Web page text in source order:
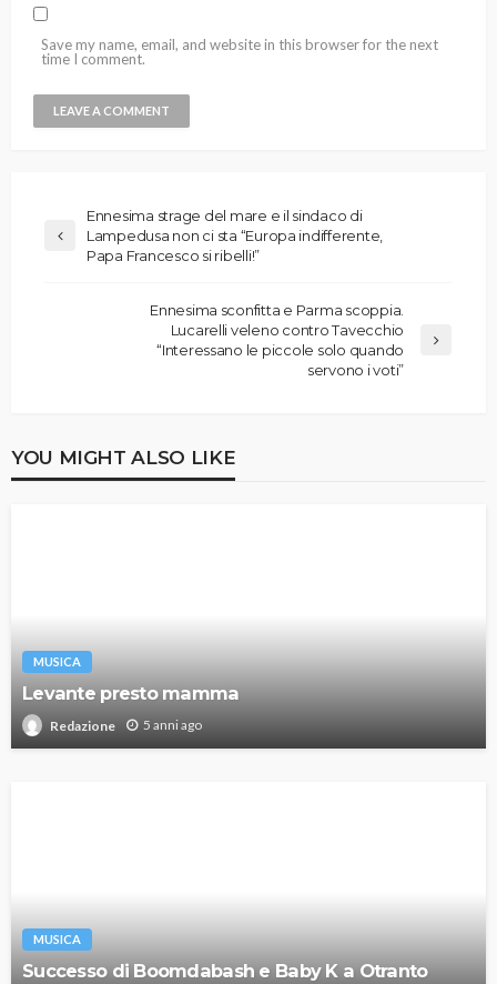
Save my name, email, and website in this browser for the next
time I comment.
Ennesima strage del mare e il sindaco di
Lampedusa non ci sta “Europa indifferente,
Papa Francesco si ribelli!”
Ennesima sconfitta e Parma scoppia.
Lucarelli veleno contro Tavecchio
“Interessano le piccole solo quando
servono i voti”
YOU MIGHT ALSO LIKE
MUSICA
Levante presto mamma
Redazione 5 anni ago
MUSICA
Successo di Boomdabash e Baby K a Otranto